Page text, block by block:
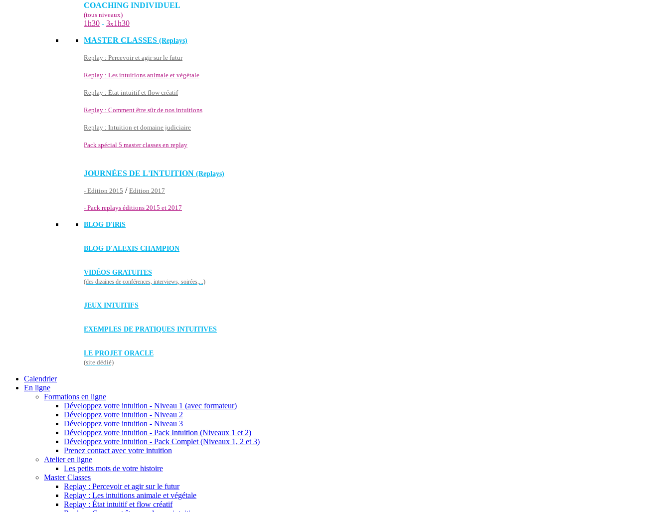
COACHING INDIVIDUEL
(tous niveaux)
1h30 - 3x1h30
MASTER CLASSES (Replays)
Replay : Percevoir et agir sur le futur
Replay : Les intuitions animale et végétale
Replay : État intuitif et flow créatif
Replay : Comment être sûr de nos intuitions
Replay : Intuition et domaine judiciaire
Pack spécial 5 master classes en replay
JOURNÉES DE L'INTUITION (Replays)
- Edition 2015 / Edition 2017
- Pack replays éditions 2015 et 2017
BLOG D'iRiS
BLOG D'ALEXIS CHAMPION
VIDÉOS GRATUITES
(des dizaines de conférences, interviews, soirées,...)
JEUX INTUITIFS
EXEMPLES DE PRATIQUES INTUITIVES
LE PROJET ORACLE
(site dédié)
Calendrier
En ligne
Formations en ligne
Développez votre intuition - Niveau 1 (avec formateur)
Développez votre intuition - Niveau 2
Développez votre intuition - Niveau 3
Développez votre intuition - Pack Intuition (Niveaux 1 et 2)
Développez votre intuition - Pack Complet (Niveaux 1, 2 et 3)
Prenez contact avec votre intuition
Atelier en ligne
Les petits mots de votre histoire
Master Classes
Replay : Percevoir et agir sur le futur
Replay : Les intuitions animale et végétale
Replay : État intuitif et flow créatif